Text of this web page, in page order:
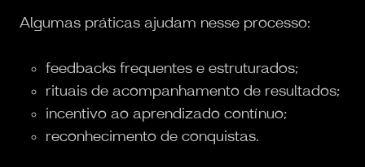
Algumas práticas ajudam nesse processo:
feedbacks frequentes e estruturados;
rituais de acompanhamento de resultados;
incentivo ao aprendizado contínuo;
reconhecimento de conquistas.